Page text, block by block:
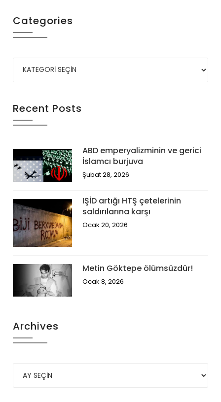
Categories
Recent Posts
ABD emperyalizminin ve gerici
İslamcı burjuva
Şubat 28, 2026
IŞİD artığı HTŞ çetelerinin
saldırılarına karşı
Ocak 20, 2026
Metin Göktepe ölümsüzdür!
Ocak 8, 2026
Archives